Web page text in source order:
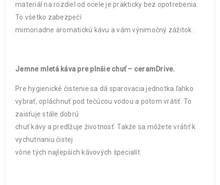
materiál na rozdiel od ocele je prakticky bez opotrebenia.
To všetko zabezpečí
mimoriadne aromatickú kávu a vám výnimočný zážitok.
Jemne mletá káva pre plnšie chuť – ceramDrive.
Pre hygienické čistenie sa dá sparovacia jednotka ľahko
vybrať, opláchnuť pod tečúcou vodou a potom vrátiť. To
zaisťuje stále dobrú
chuť kávy a predlžuje životnosť. Takže sa môžete vrátiť k
vychutnaniu čistej
vône tých najlepších kávových špecialít.